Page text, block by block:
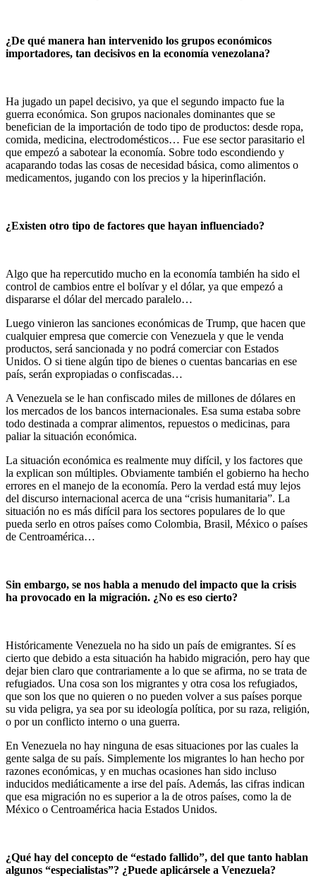
¿De qué manera han intervenido los grupos económicos
importadores, tan decisivos en la economía venezolana?
Ha jugado un papel decisivo, ya que el segundo impacto fue la
guerra económica. Son grupos nacionales dominantes que se
benefician de la importación de todo tipo de productos: desde ropa,
comida, medicina, electrodomésticos… Fue ese sector parasitario el
que empezó a sabotear la economía. Sobre todo escondiendo y
acaparando todas las cosas de necesidad básica, como alimentos o
medicamentos, jugando con los precios y la hiperinflación.
¿Existen otro tipo de factores que hayan influenciado?
Algo que ha repercutido mucho en la economía también ha sido el
control de cambios entre el bolívar y el dólar, ya que empezó a
dispararse el dólar del mercado paralelo…
Luego vinieron las sanciones económicas de Trump, que hacen que
cualquier empresa que comercie con Venezuela y que le venda
productos, será sancionada y no podrá comerciar con Estados
Unidos. O si tiene algún tipo de bienes o cuentas bancarias en ese
país, serán expropiadas o confiscadas…
A Venezuela se le han confiscado miles de millones de dólares en
los mercados de los bancos internacionales. Esa suma estaba sobre
todo destinada a comprar alimentos, repuestos o medicinas, para
paliar la situación económica.
La situación económica es realmente muy difícil, y los factores que
la explican son múltiples. Obviamente también el gobierno ha hecho
errores en el manejo de la economía. Pero la verdad está muy lejos
del discurso internacional acerca de una “crisis humanitaria”. La
situación no es más difícil para los sectores populares de lo que
pueda serlo en otros países como Colombia, Brasil, México o países
de Centroamérica…
Sin embargo, se nos habla a menudo del impacto que la crisis
ha provocado en la migración. ¿No es eso cierto?
Históricamente Venezuela no ha sido un país de emigrantes. Sí es
cierto que debido a esta situación ha habido migración, pero hay que
dejar bien claro que contrariamente a lo que se afirma, no se trata de
refugiados. Una cosa son los migrantes y otra cosa los refugiados,
que son los que no quieren o no pueden volver a sus países porque
su vida peligra, ya sea por su ideología política, por su raza, religión,
o por un conflicto interno o una guerra.
En Venezuela no hay ninguna de esas situaciones por las cuales la
gente salga de su país. Simplemente los migrantes lo han hecho por
razones económicas, y en muchas ocasiones han sido incluso
inducidos mediáticamente a irse del país. Además, las cifras indican
que esa migración no es superior a la de otros países, como la de
México o Centroamérica hacia Estados Unidos.
¿Qué hay del concepto de “estado fallido”, del que tanto hablan
algunos “especialistas”? ¿Puede aplicársele a Venezuela?